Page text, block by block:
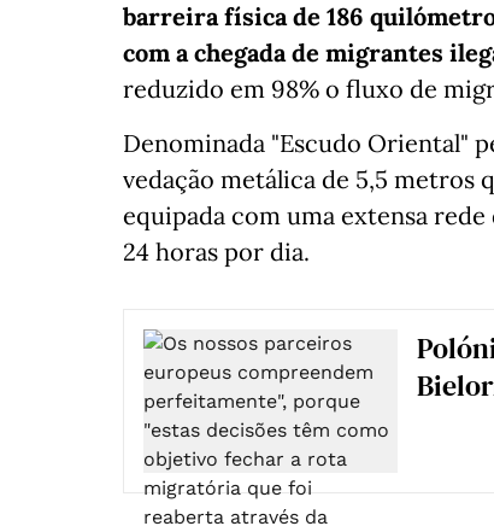
barreira física de 186
com a chegada de migrantes
reduzido em 98% o fluxo de
Denominada "Escudo Oriental"
vedação metálica de 5,5 metros
equipada com uma extensa
24 horas por dia.